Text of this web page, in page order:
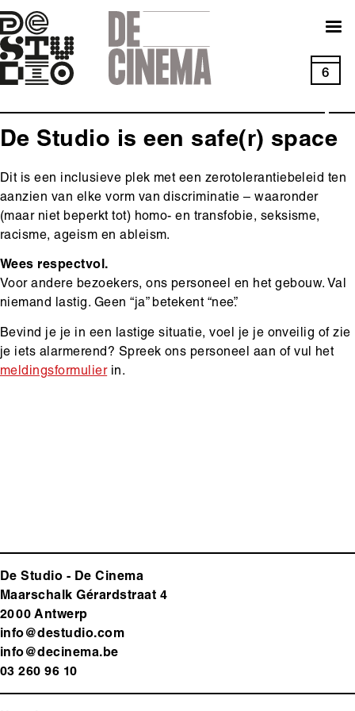
Skip
to
main
navigation
6
De Studio is een safe(r) space
Main
content
Dit is een inclusieve plek met een zerotolerantiebeleid ten
aanzien van elke vorm van discriminatie – waaronder
(maar niet beperkt tot) homo- en transfobie, seksisme,
racisme, ageism en ableism.
Wees respectvol.
Voor andere bezoekers, ons personeel en het gebouw. Val
niemand lastig. Geen “ja” betekent “nee”.
Bevind je je in een lastige situatie, voel je je onveilig of zie
je iets alarmerend? Spreek ons personeel aan of vul het
meldingsformulierin.
De Studio - De Cinema
Maarschalk Gérardstraat 4
2000 Antwerp
info@destudio.com
info@decinema.be
03 260 96 10